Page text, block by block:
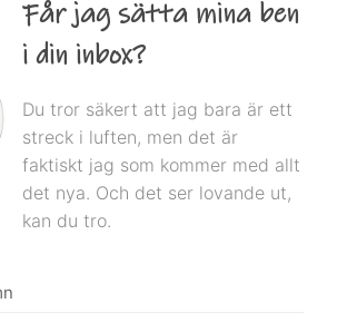
Får jag sätta mina ben
i din inbox?
Du tror säkert att jag bara är ett
streck i luften, men det är
faktiskt jag som kommer med allt
det nya. Och det ser lovande ut,
kan du tro.